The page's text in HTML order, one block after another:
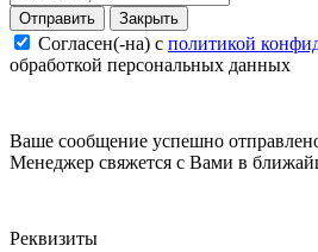
Закрыть
Согласен(-на) c политикой
обработкой персональных данных
Ваше сообщение успешно
Менеджер свяжется с Вами в
Реквизиты